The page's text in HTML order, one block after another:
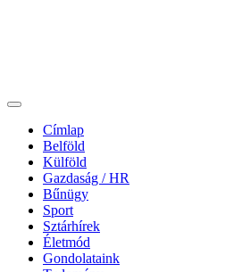
Címlap
Belföld
Külföld
Gazdaság / HR
Bűnügy
Sport
Sztárhírek
Életmód
Gondolataink